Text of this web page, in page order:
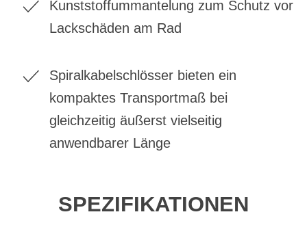
Kunststoffummantelung zum Schutz vor
Lackschäden am Rad
Spiralkabelschlösser bieten ein
kompaktes Transportmaß bei
gleichzeitig äußerst vielseitig
anwendbarer Länge
SPEZIFIKATIONEN